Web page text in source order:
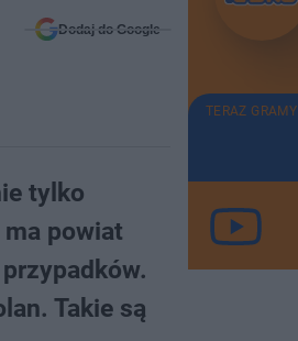
Dodaj do Google
tylko
powiat
Takie są
TERAZ GRAMY